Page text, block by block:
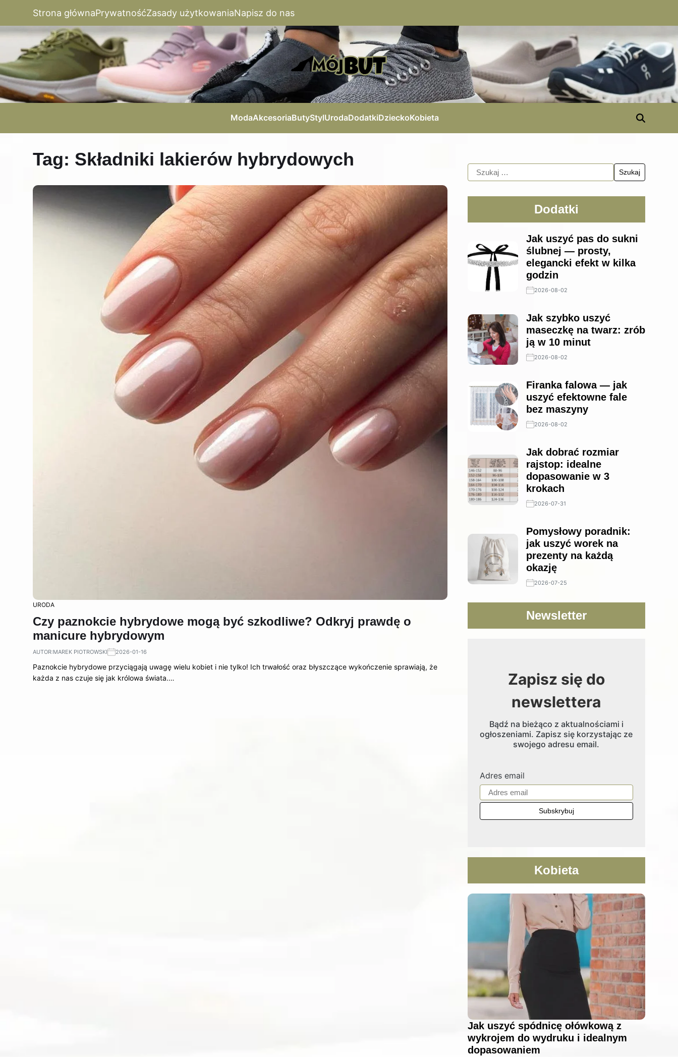
Strona głównaPrywatnośćZasady użytkowaniaNapisz do nas
ModaAkcesoriaButyStylUrodaDodatkiDzieckoKobieta
Tag: Składniki lakierów hybrydowych
URODA
Czy paznokcie hybrydowe mogą być szkodliwe? Odkryj prawdę o
manicure hybrydowym
AUTOR:MAREK PIOTROWSKI 2026-01-16
Paznokcie hybrydowe przyciągają uwagę wielu kobiet i nie tylko! Ich trwałość oraz błyszczące wykończenie sprawiają, że
każda z nas czuje się jak królowa świata.…
Dodatki
Jak uszyć pas do sukni
ślubnej — prosty,
elegancki efekt w kilka
godzin
2026-08-02
Jak szybko uszyć
maseczkę na twarz: zrób
ją w 10 minut
2026-08-02
Firanka falowa — jak
uszyć efektowne fale
bez maszyny
2026-08-02
Jak dobrać rozmiar
rajstop: idealne
dopasowanie w 3
krokach
2026-07-31
Pomysłowy poradnik:
jak uszyć worek na
prezenty na każdą
okazję
2026-07-25
Newsletter
Zapisz się do
newslettera
Bądź na bieżąco z aktualnościami i
ogłoszeniami. Zapisz się korzystając ze
swojego adresu email.
Adres email
Kobieta
Jak uszyć spódnicę ołówkową z
wykrojem do wydruku i idealnym
dopasowaniem